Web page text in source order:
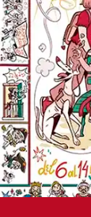
diaria,
Sanfermines